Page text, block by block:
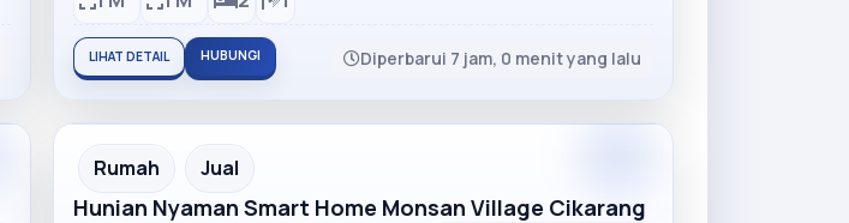
LIHAT DETAIL HUBUNGI Diperbarui 7 jam, 0 menit yang lalu
Partner Ad
Rumah Jual
Hunian Nyaman Smart Home Monsan Village Cikarang